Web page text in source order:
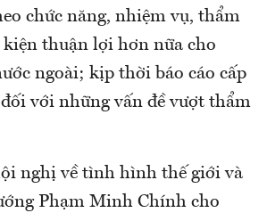
chức năng, nhiệm vụ, thẩm
kiện thuận lợi hơn nữa cho
ngoài; kịp thời báo cáo cấp
với những vấn đề vượt thẩm
nghị về tình hình thế giới và
Phạm Minh Chính cho